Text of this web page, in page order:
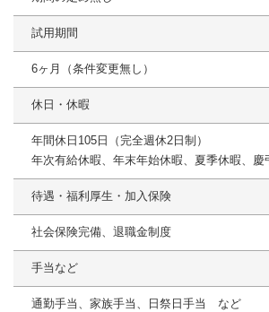
試用期間
6ヶ月（条件変更無し）
休日・休暇
年間休日105日（完全週休2日制）
年次有給休暇、年末年始休暇、夏季休暇、慶
待遇・福利厚生・加入保険
社会保険完備、退職金制度
手当など
通勤手当、家族手当、日祭日手当 など